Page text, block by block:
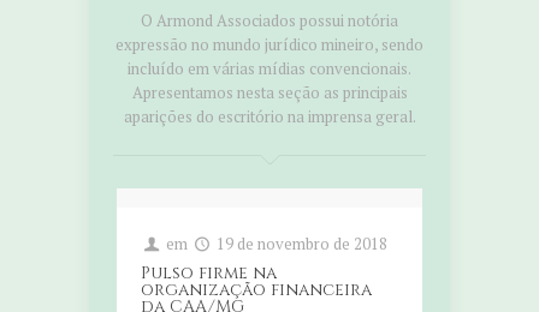
O Armond Associados possui notória
expressão no mundo jurídico mineiro, sendo
incluído em várias mídias convencionais.
Apresentamos nesta seção as principais
aparições do escritório na imprensa geral.
em 19 de novembro de 2018
Pulso firme na
organização financeira
da CAA/MG